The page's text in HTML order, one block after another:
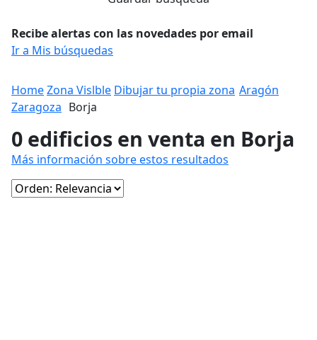
Recibe alertas con las novedades por email
Ir a Mis búsquedas
HomeZona Vislble Dibujar tu propia zona Aragón
Zaragoza Borja
0 edificios en venta en Borja
Más información sobre estos resultados